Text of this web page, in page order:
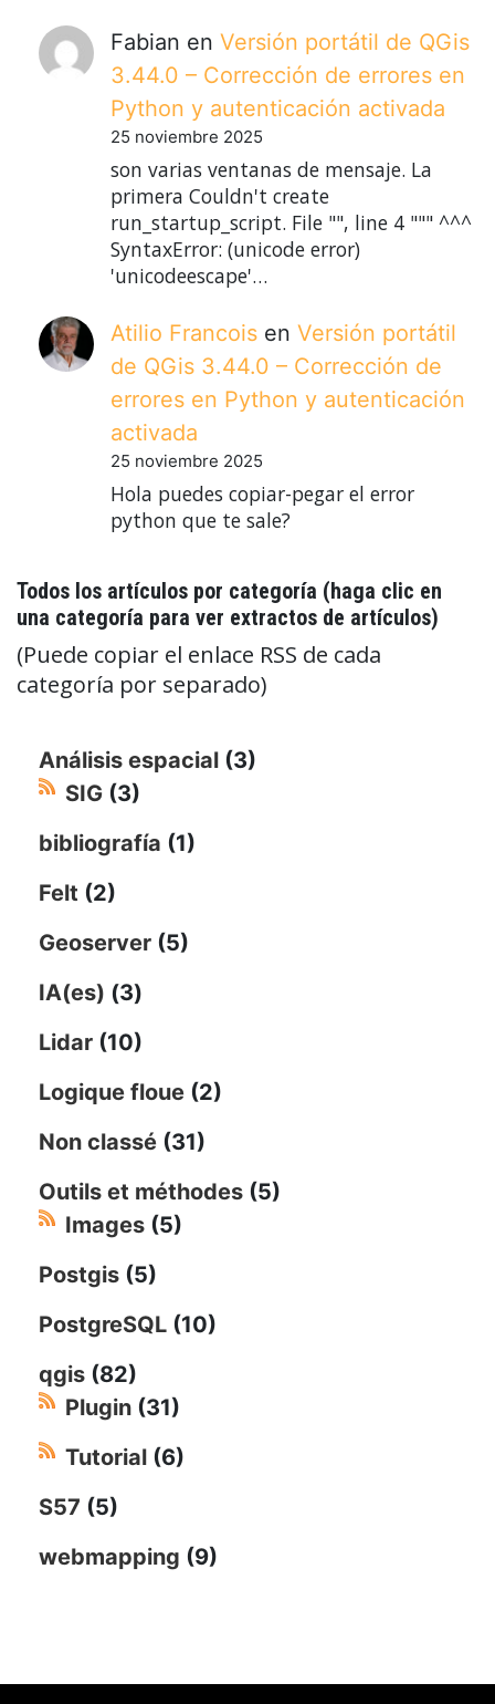
Fabian en Versión portátil de QGis
3.44.0 – Corrección de errores en
Python y autenticación activada
25 noviembre 2025
son varias ventanas de mensaje. La
primera Couldn't create
run_startup_script. File "", line 4 """ ^^^
SyntaxError: (unicode error)
'unicodeescape'…
Atilio Francois en Versión portátil
de QGis 3.44.0 – Corrección de
errores en Python y autenticación
activada
25 noviembre 2025
Hola puedes copiar-pegar el error
python que te sale?
Todos los artículos por categoría (haga clic en
una categoría para ver extractos de artículos)
(Puede copiar el enlace RSS de cada
categoría por separado)
Análisis espacial (3)
SIG (3)
bibliografía (1)
Felt (2)
Geoserver (5)
IA(es) (3)
Lidar (10)
Logique floue (2)
Non classé (31)
Outils et méthodes (5)
Images (5)
Postgis (5)
PostgreSQL (10)
qgis (82)
Plugin (31)
Tutorial (6)
S57 (5)
webmapping (9)